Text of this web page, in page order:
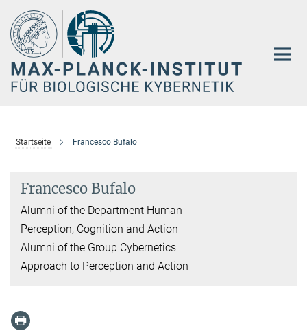
Hauptinhalt
Startseite Francesco Bufalo
Francesco Bufalo
Alumni of the Department Human
Perception, Cognition and Action
Alumni of the Group Cybernetics
Approach to Perception and Action